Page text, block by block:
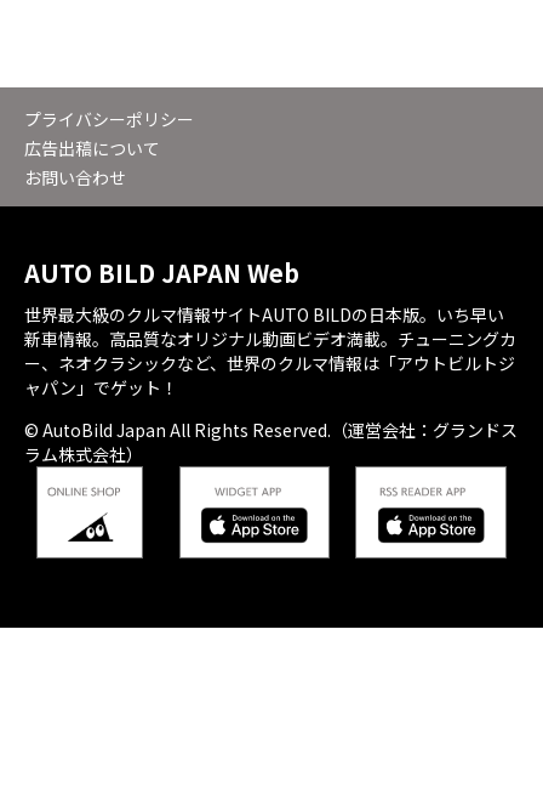
プライバシーポリシー
広告出稿について
お問い合わせ
AUTO BILD JAPAN Web
世界最大級のクルマ情報サイトAUTO BILDの日本版。いち早い
新車情報。高品質なオリジナル動画ビデオ満載。チューニングカ
ー、ネオクラシックなど、世界のクルマ情報は「アウトビルトジ
ャパン」でゲット！
© AutoBild Japan All Rights Reserved.（運営会社：グランドス
ラム株式会社）